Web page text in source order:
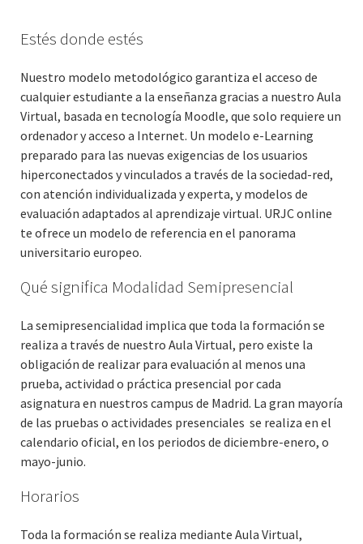
Estés donde estés
Nuestro modelo metodológico garantiza el acceso de
cualquier estudiante a la enseñanza gracias a nuestro Aula
Virtual, basada en tecnología Moodle, que solo requiere un
ordenador y acceso a Internet. Un modelo e-Learning
preparado para las nuevas exigencias de los usuarios
hiperconectados y vinculados a través de la sociedad-red,
con atención individualizada y experta, y modelos de
evaluación adaptados al aprendizaje virtual. URJC online
te ofrece un modelo de referencia en el panorama
universitario europeo.
Qué significa Modalidad Semipresencial
La semipresencialidad implica que toda la formación se
realiza a través de nuestro Aula Virtual, pero existe la
obligación de realizar para evaluación al menos una
prueba, actividad o práctica presencial por cada
asignatura en nuestros campus de Madrid. La gran mayoría
de las pruebas o actividades presenciales se realiza en el
calendario oficial, en los periodos de diciembre-enero, o
mayo-junio.
Horarios
Toda la formación se realiza mediante Aula Virtual,